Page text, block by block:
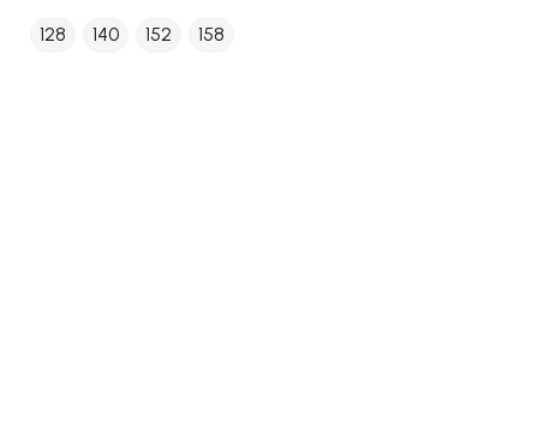
128 140 152 158